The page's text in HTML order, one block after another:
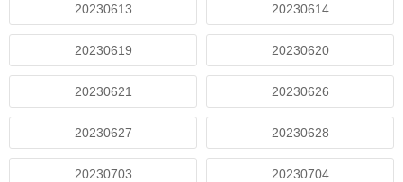
20230613 20230614
20230619 20230620
20230621 20230626
20230627 20230628
20230703 20230704